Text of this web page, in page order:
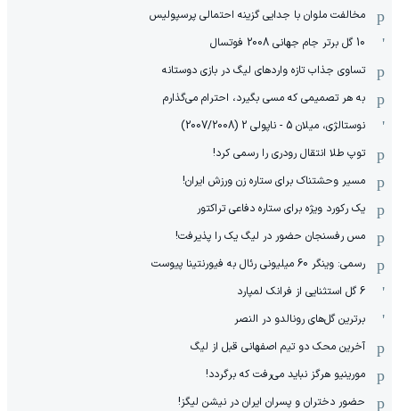
مخالفت ملوان با جدایی گزینه احتمالی پرسپولیس
10 گل برتر جام جهانی 2008 فوتسال
تساوی جذاب تازه واردهای لیگ در بازی دوستانه
به هر تصمیمی که مسی بگیرد، احترام می‌گذارم
نوستالژی، میلان 5 - ناپولی 2 (2007/2008)
توپ طلا انتقال رودری را رسمی کرد!
مسیر وحشتناک برای ستاره زن ورزش ایران!
یک رکورد ویژه برای ستاره دفاعی تراکتور
مس رفسنجان حضور در لیگ یک را پذیرفت!
رسمی: وینگر 60 میلیونی رئال به فیورنتینا پیوست
6 گل استثنایی از فرانک لمپارد
برترین گل‌های رونالدو در النصر
آخرین محک دو تیم اصفهانی قبل از لیگ
مورینیو هرگز نباید می‌رفت که برگردد!
حضور دختران و پسران ایران در نیشن لیگز!